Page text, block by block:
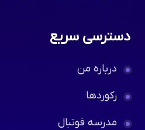
دسترسی سریع
درباره من
رکوردها
مدرسه فوتبال